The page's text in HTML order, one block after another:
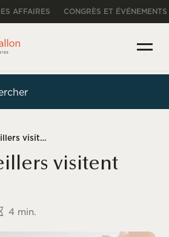
AFFAIRES CONGRÈS ET ÉVÉNEMENTS
Nos conseillers visitent l’Italie
visitent
4 min.